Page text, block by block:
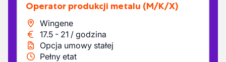
Operator produkcji metalu (M/K/X)
Wingene
17.5 - 21 / godzina
Opcja umowy stałej
Pełny etat